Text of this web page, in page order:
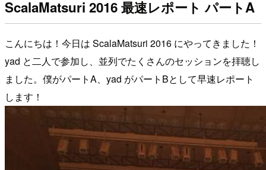
ScalaMatsuri 2016 最速レポート パートA
こんにちは！今日は ScalaMatsuri 2016 にやってきました！
yad と二人で参加し、並列でたくさんのセッションを拝聴し
ました。僕がパートA、yad がパートBとして早速レポート
します！